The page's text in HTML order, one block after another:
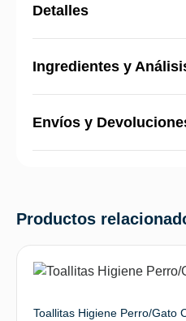
Detalles
Ingredientes y
Envíos y
Productos
Toallitas Higiene Perro/Gato